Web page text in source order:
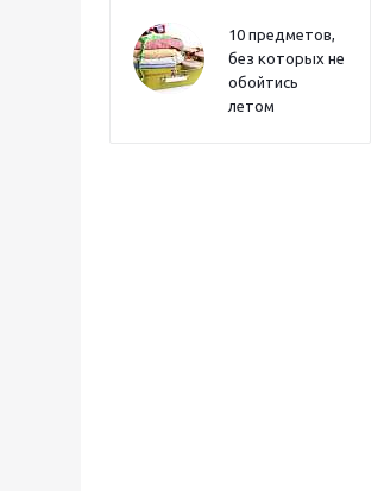
10 предметов,
без которых не
обойтись
летом